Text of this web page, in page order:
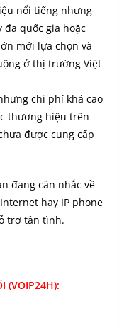
nổi tiếng nhưng
đa quốc gia hoặc
mới lựa chọn và
ở thị trường Việt
chi phí khá cao
thương hiệu trên
được cung cấp
đang cân nhắc về
hay IP phone
trợ tận tình.
(VOIP24H):